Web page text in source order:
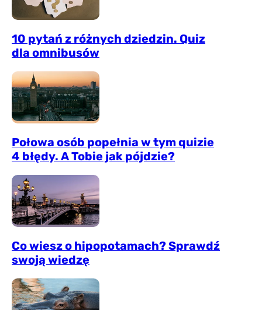
10 pytań z różnych dziedzin. Quiz
dla omnibusów
Połowa osób popełnia w tym quizie
4 błędy. A Tobie jak pójdzie?
Co wiesz o hipopotamach? Sprawdź
swoją wiedzę